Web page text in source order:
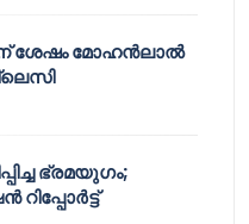
ശേഷം മോഹൻലാൽ
ഭ്രമയുഗം;